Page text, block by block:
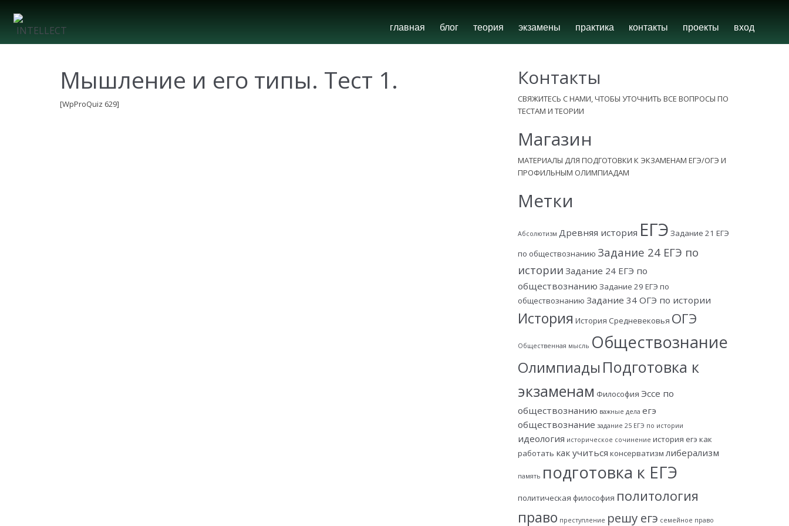
главная блог теория экзамены практика контакты проекты вход
Мышление и его типы. Тест 1.
[WpProQuiz 629]
Контакты
СВЯЖИТЕСЬ С НАМИ, ЧТОБЫ УТОЧНИТЬ ВСЕ ВОПРОСЫ ПО
ТЕСТАМ И ТЕОРИИ
Магазин
МАТЕРИАЛЫ ДЛЯ ПОДГОТОВКИ К ЭКЗАМЕНАМ ЕГЭ/ОГЭ И
ПРОФИЛЬНЫМ ОЛИМПИАДАМ
Метки
Абсолютизм Древняя история ЕГЭ Задание 21 ЕГЭ
по обществознанию Задание 24 ЕГЭ по
истории Задание 24 ЕГЭ по
обществознанию Задание 29 ЕГЭ по
обществознанию Задание 34 ОГЭ по истории
История История Средневековья ОГЭ
Общественная мысль Обществознание
Олимпиады Подготовка к
экзаменам Философия Эссе по
обществознанию важные дела егэ
обществознание задание 25 ЕГЭ по истории
идеология историческое сочинение история егэ как
работать как учиться консерватизм либерализм
память подготовка к ЕГЭ
политическая философия политология
право преступление решу егэ семейное право